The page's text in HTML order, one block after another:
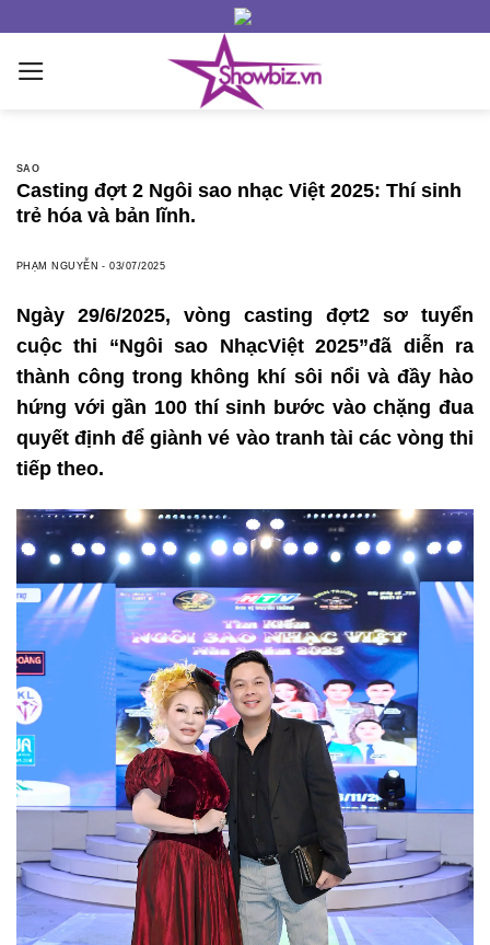
content
SAO
Casting đợt 2 Ngôi sao nhạc Việt 2025: Thí sinh
trẻ hóa và bản lĩnh.
PHẠM NGUYỄN -03/07/2025
Ngày 29/6/2025, vòng casting đợt2 sơ tuyển
cuộc thi “Ngôi sao NhạcViệt 2025”đã diễn ra
thành côngtrong không khí sôi nổi và đầy hào
hứng với gần 100 thí sinh bước vào chặng đua
quyết định để giành vé vào tranh tài các vòng thi
tiếp theo.